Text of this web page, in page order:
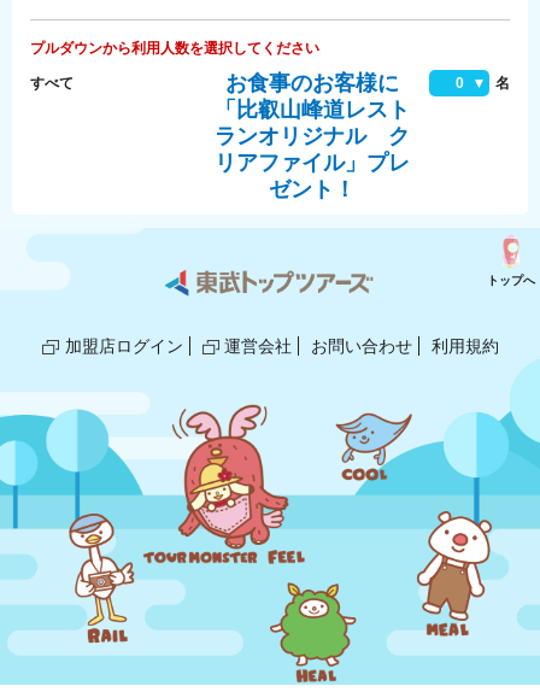
プルダウンから利用人数を選択してください
すべて
お食事のお客様に
「比叡山峰道レスト
ランオリジナル ク
リアファイル」プレ
ゼント！
0 名
加盟店ログイン 運営会社 お問い合わせ 利用規約
トップへ